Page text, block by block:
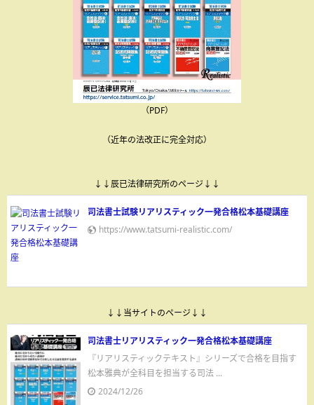
（PDF）
（近年の法改正に完全対応）
↓↓辰已法律研究所のページ↓↓
司法書士試験リアリスティック一発合格松本基礎講座
https://www.tatsumi-realistic.com/
↓↓当サイトのページ↓↓
司法書士リアリスティック一発合格松本基礎講座
『リアリスティックテキスト』シリーズで合格を目指す
松本雅典が全科目を担当する司法 ...
2024/12/26